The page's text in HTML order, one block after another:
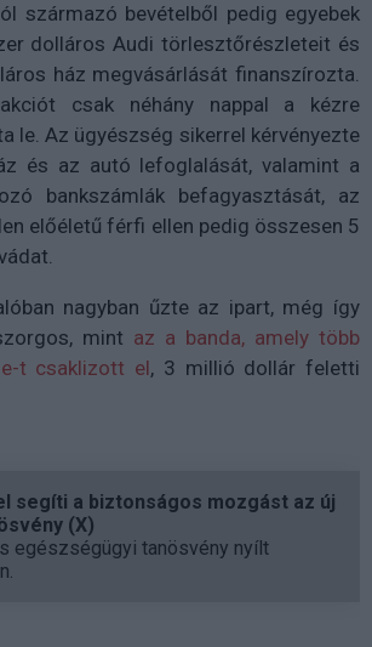
származó bevételből pedig egyebek
dolláros Audi törlesztőrészleteit és
ház megvásárlását finanszírozta.
csak néhány nappal a kézre
le. Az ügyészség sikerrel kérvényezte
és az autó lefoglalását, valamint a
bankszámlák befagyasztását, az
előéletű férfi ellen pedig összesen 5
nagyban űzte az ipart, még így
mint az a banda, amely több
t csaklizott el, 3 millió dollár feletti
segíti a biztonságos mozgást az új
(X)
egészségügyi tanösvény nyílt